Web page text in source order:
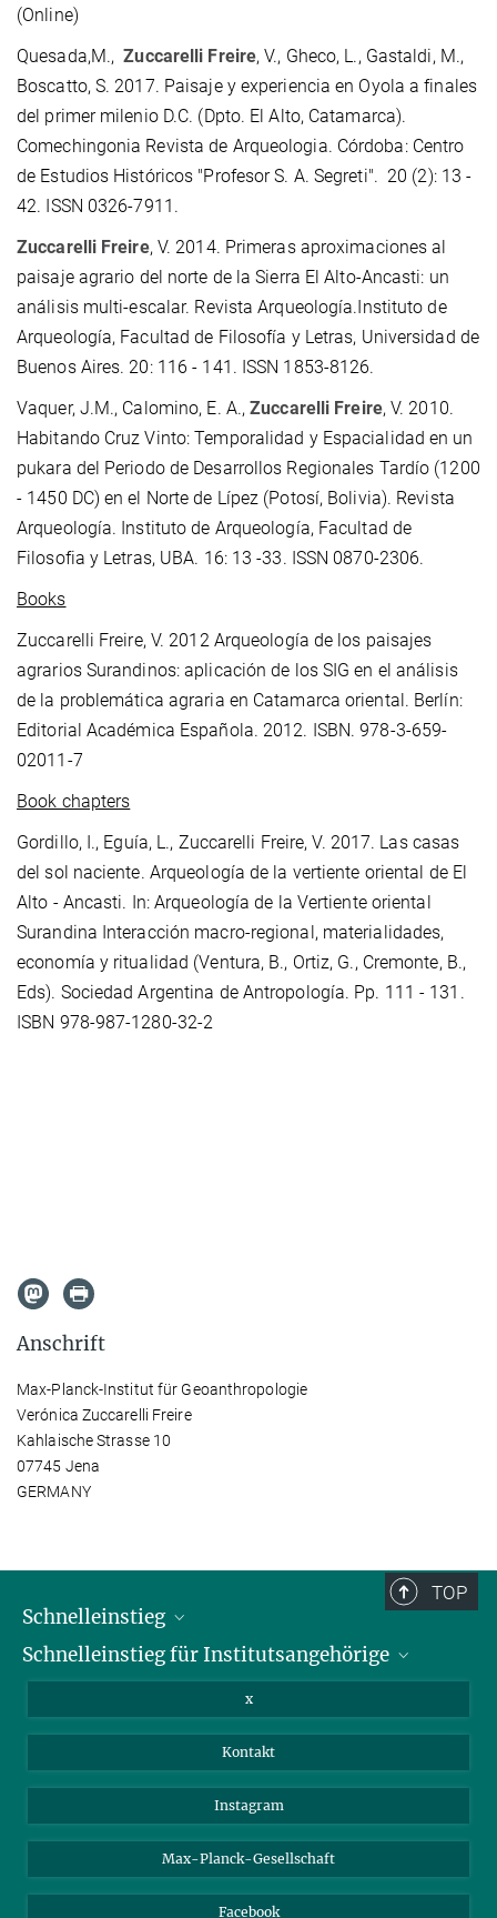
(Online)
Quesada,M.,Zuccarelli Freire, V., Gheco, L., Gastaldi, M.,
Boscatto, S. 2017. Paisaje y experiencia en Oyola a finales
del primer milenio D.C. (Dpto. El Alto, Catamarca).
Comechingonia Revista de Arqueologia. Córdoba: Centro
de Estudios Históricos "Profesor S. A. Segreti". 20 (2): 13 -
42. ISSN 0326-7911.
Zuccarelli Freire, V. 2014. Primeras aproximaciones al
paisaje agrario del norte de la Sierra El Alto-Ancasti: un
análisis multi-escalar. Revista Arqueología.Instituto de
Arqueología, Facultad de Filosofía y Letras, Universidad de
Buenos Aires. 20: 116 - 141. ISSN 1853-8126.
Vaquer, J.M., Calomino, E. A.,Zuccarelli Freire, V. 2010.
Habitando Cruz Vinto: Temporalidad y Espacialidad en un
pukara del Periodo de Desarrollos Regionales Tardío (1200
- 1450 DC) en el Norte de Lípez (Potosí, Bolivia). Revista
Arqueología. Instituto de Arqueología, Facultad de
Filosofia y Letras, UBA. 16: 13 -33. ISSN 0870-2306.
Books
Zuccarelli Freire, V. 2012 Arqueología de los paisajes
agrarios Surandinos: aplicación de los SIG en el análisis
de la problemática agraria en Catamarca oriental. Berlín:
Editorial Académica Española. 2012. ISBN. 978-3-659-
02011-7
Book chapters
Gordillo, I., Eguía, L., Zuccarelli Freire, V. 2017. Las casas
del sol naciente. Arqueología de la vertiente oriental de El
Alto - Ancasti. In: Arqueología de la Vertiente oriental
Surandina Interacción macro-regional, materialidades,
economía y ritualidad (Ventura, B., Ortiz, G., Cremonte, B.,
Eds). Sociedad Argentina de Antropología. Pp. 111 - 131.
ISBN 978-987-1280-32-2
Anschrift
Max-Planck-Institut für Geoanthropologie
Verónica Zuccarelli Freire
Kahlaische Strasse 10
07745 Jena
GERMANY
TOP
Schnelleinstieg
Bibliothek
Schnelleinstieg für Institutsangehörige
Nextcloud
x
Kontakt
Instagram
Max-Planck-Gesellschaft
Facebook